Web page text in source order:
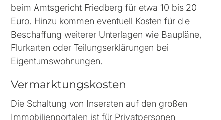
beim Amtsgericht Friedberg für etwa 10 bis 20
Euro. Hinzu kommen eventuell Kosten für die
Beschaffung weiterer Unterlagen wie Baupläne,
Flurkarten oder Teilungserklärungen bei
Eigentumswohnungen.
Vermarktungskosten
Die Schaltung von Inseraten auf den großen
Immobilienportalen ist für Privatpersonen